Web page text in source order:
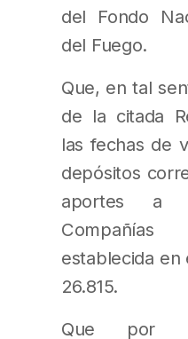
del Fondo
del Fuego.
Que, en tal
de la citada
las fechas de
depósitos
aportes a
establecida en
26.815.
Que por